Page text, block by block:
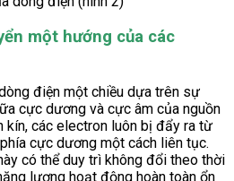
một hướng của các
điện một chiều dựa trên sự
cực dương và cực âm của nguồn
kín, các electron luôn bị đẩy ra từ
cực dương một cách liên tục.
có thể duy trì không đổi theo thời
lượng hoạt động hoàn toàn ổn